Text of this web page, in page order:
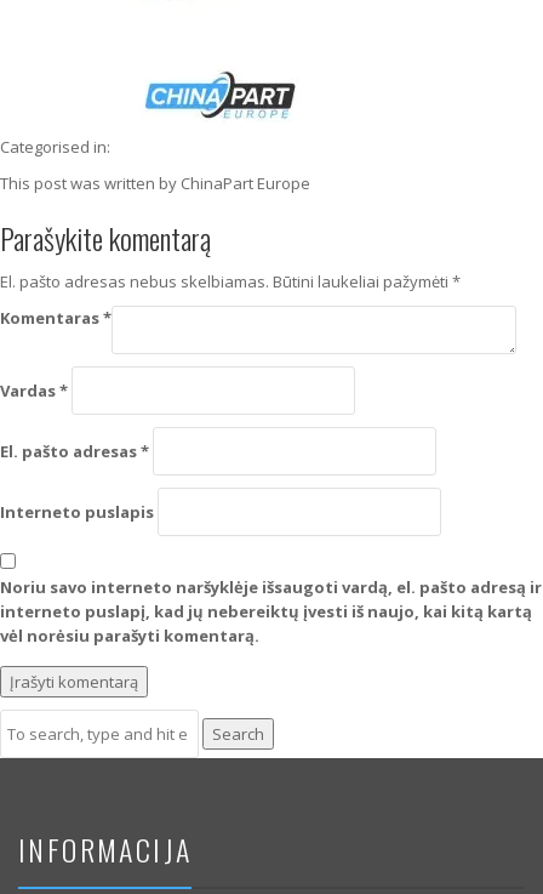
Categorised in:
This post was written by ChinaPart Europe
Parašykite komentarą
El. pašto adresas nebus skelbiamas. Būtini laukeliai pažymėti *
Komentaras*
Vardas*
El. pašto adresas*
Interneto puslapis
Noriu savo interneto naršyklėje išsaugoti vardą, el. pašto adresą ir
interneto puslapį, kad jų nebereiktų įvesti iš naujo, kai kitą kartą
vėl norėsiu parašyti komentarą.
Search
INFORMACIJA